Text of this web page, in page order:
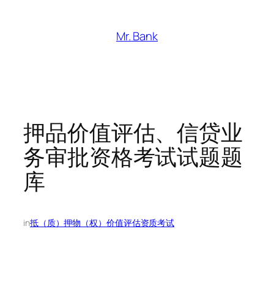
Mr. Bank
押品价值评估、信贷业
务审批资格考试试题题
库
in抵（质）押物（权）价值评估资质考试